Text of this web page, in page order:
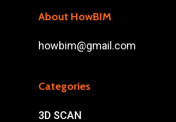
About HowBIM
howbim@gmail.com
Categories
3D SCAN